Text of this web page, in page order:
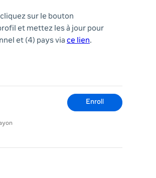
sur le bouton
et mettez les à jour pour
et (4) pays via ce lien.
Enroll